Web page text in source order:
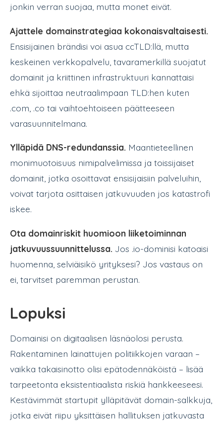
jonkin verran suojaa, mutta monet eivät.
Ajattele domainstrategiaa kokonaisvaltaisesti.
Ensisijainen brändisi voi asua ccTLD:llä, mutta
keskeinen verkkopalvelu, tavaramerkillä suojatut
domainit ja kriittinen infrastruktuuri kannattaisi
ehkä sijoittaa neutraalimpaan TLD:hen kuten
.com, .co tai vaihtoehtoiseen päätteeseen
varasuunnitelmana.
Ylläpidä DNS-redundanssia. Maantieteellinen
monimuotoisuus nimipalvelimissa ja toissijaiset
domainit, jotka osoittavat ensisijaisiin palveluihin,
voivat tarjota osittaisen jatkuvuuden jos katastrofi
iskee.
Ota domainriskit huomioon liiketoiminnan
jatkuvuussuunnittelussa. Jos .io-dominisi katoaisi
huomenna, selviäisikö yrityksesi? Jos vastaus on
ei, tarvitset paremman perustan.
Lopuksi
Domainisi on digitaalisen läsnäolosi perusta.
Rakentaminen lainattujen politiikkojen varaan –
vaikka takaisinotto olisi epätodennäköistä – lisää
tarpeetonta eksistentiaalista riskiä hankkeeseesi.
Kestävimmät startupit ylläpitävät domain-salkkuja,
jotka eivät riipu yksittäisen hallituksen jatkuvasta